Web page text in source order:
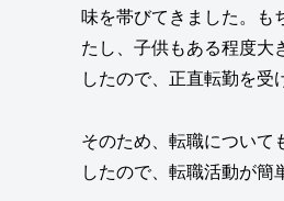
味を帯びてきました。も
たし、子供もある程度大
したので、正直転勤を受
そのため、転職について
したので、転職活動が簡